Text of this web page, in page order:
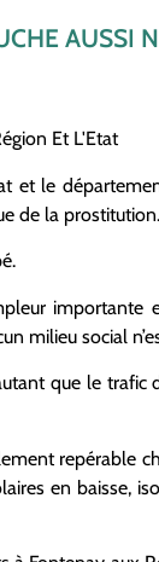
AUSSI
Et L'Etat
et le
de la prostitution.
milieu social
que le trafic
repérable
en baisse,